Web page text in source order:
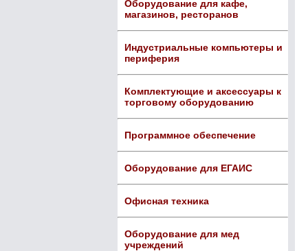
Оборудование для кафе,
магазинов, ресторанов
Индустриальные компьютеры и
периферия
Комплектующие и аксессуары к
торговому оборудованию
Программное обеспечение
Оборудование для ЕГАИС
Офисная техника
Оборудование для мед
учреждений